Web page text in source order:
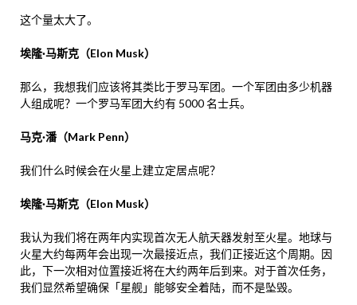
这个量太大了。
埃隆·马斯克（Elon Musk）
那么，我想我们应该将其类比于罗马军团。一个军团由多少机器
人组成呢？一个罗马军团大约有 5000 名士兵。
马克·潘（Mark Penn）
我们什么时候会在火星上建立定居点呢？
埃隆·马斯克（Elon Musk）
我认为我们将在两年内实现首次无人航天器发射至火星。地球与
火星大约每两年会出现一次最接近点，我们正接近这个周期。因
此，下一次相对位置接近将在大约两年后到来。对于首次任务，
我们显然希望确保「星舰」能够安全着陆，而不是坠毁。